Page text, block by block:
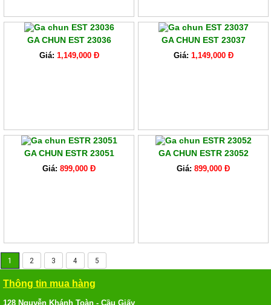
GA CHUN EST 23036
Giá: 1,149,000 Đ
GA CHUN EST 23037
Giá: 1,149,000 Đ
GA CHUN ESTR 23051
Giá: 899,000 Đ
GA CHUN ESTR 23052
Giá: 899,000 Đ
1 2 3 4 5
Thông tin mua hàng
128 Nguyễn Khánh Toàn - Cầu Giấy